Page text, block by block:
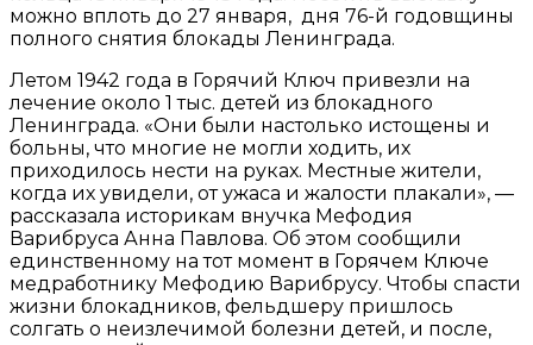
можно вплоть до 27 января, дня 76-й годовщины
полного снятия блокады Ленинграда.
Летом 1942 года в Горячий Ключ привезли на
лечение около 1 тыс. детей из блокадного
Ленинграда. «Они были настолько истощены и
больны, что многие не могли ходить, их
приходилось нести на руках. Местные жители,
когда их увидели, от ужаса и жалости плакали», —
рассказала историкам внучка Мефодия
Варибруса Анна Павлова. Об этом сообщили
единственному на тот момент в Горячем Ключе
медработнику Мефодию Варибрусу. Чтобы спасти
жизни блокадников, фельдшеру пришлось
солгать о неизлечимой болезни детей, и после,